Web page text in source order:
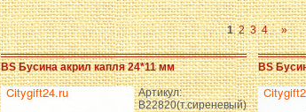
1 2 3 4 »
BS Бусина акрил капля 24*11 мм
Артикул:
B22820(т.сиреневый)
BS